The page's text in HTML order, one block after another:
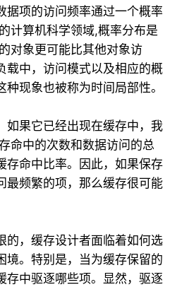
据项的访问频率通过一个概率
计算机科学领域,概率分布是
对象更可能比其他对象访
载中，访问模式以及相应的概
现象也被称为时间局部性。
如果它已经出现在缓存中，我
命中的次数和数据访问的总
存命中比率。因此，如果保存
最频繁的项，那么缓存很可能
的，缓存设计者面临着如何选
境。特别是，当为缓存保留的
存中驱逐哪些项。显然，驱逐